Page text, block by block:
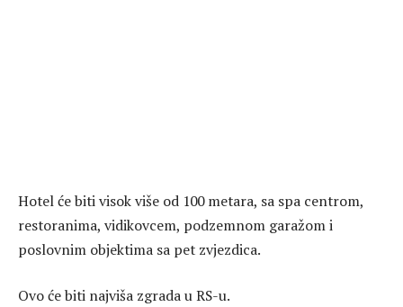
Hotel će biti visok više od 100 metara, sa spa centrom,
restoranima, vidikovcem, podzemnom garažom i
poslovnim objektima sa pet zvjezdica.
Ovo će biti najviša zgrada u RS-u.